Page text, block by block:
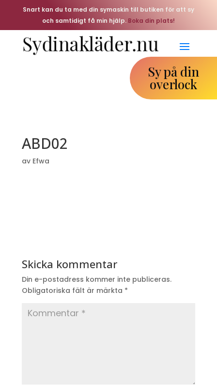
Snart kan du ta med din symaskin till butiken för att sy
och samtidigt få min hjälp. Boka din plats!
Sy på din
overlock
ABD02
av Efwa
Skicka kommentar
Din e-postadress kommer inte publiceras.
Obligatoriska fält är märkta *